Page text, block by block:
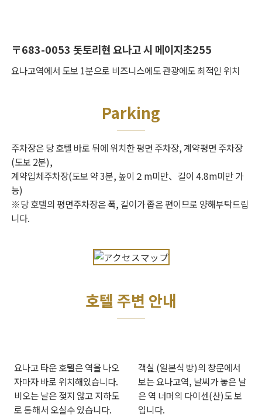
〒683-0053 돗토리현 요나고 시 메이지초255
요나고역에서 도보 1분으로 비즈니스에도 관광에도 최적인 위치
Parking
주차장은 당 호텔 바로 뒤에 위치한 평면 주차장, 계약평면 주차장
(도보 2분),
계약입체주차장(도보 약 3분, 높이２m미만、길이 4.8m미만 가
능)
※당 호텔의 평면주차장은 폭, 길이가 좁은 편이므로 양해부탁드립
니다.
호텔 주변 안내
요나고 타운 호텔은 역을 나오
자마자 바로 위치해있습니다.
비오는 날은 젖지 않고 지하도
로 통해서 오실수 있습니다.
객실 (일본식 방)의 창문에서
보는 요나고역, 날씨가 놓은 날
은 역 너머의 다이센(산)도 보
입니다.